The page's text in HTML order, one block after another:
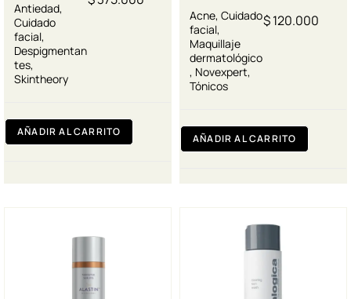
Antiedad,
Cuidado
facial,
Despigmentan
tes,
Skintheory
AÑADIR AL CARRITO
Acne, Cuidado
facial,
Maquillaje
dermatológico
, Novexpert,
Tónicos
$120.000
AÑADIR AL CARRITO